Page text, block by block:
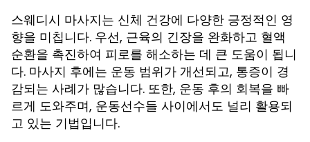
스웨디시 마사지는 신체 건강에 다양한 긍정적인 영
향을 미칩니다. 우선, 근육의 긴장을 완화하고 혈액
순환을 촉진하여 피로를 해소하는 데 큰 도움이 됩니
다. 마사지 후에는 운동 범위가 개선되고, 통증이 경
감되는 사례가 많습니다. 또한, 운동 후의 회복을 빠
르게 도와주며, 운동선수들 사이에서도 널리 활용되
고 있는 기법입니다.